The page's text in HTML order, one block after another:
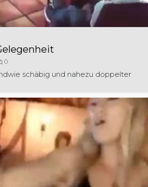
0
schäbig und nahezu doppelter